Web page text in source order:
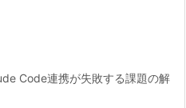
Code連携が失敗する課題の解